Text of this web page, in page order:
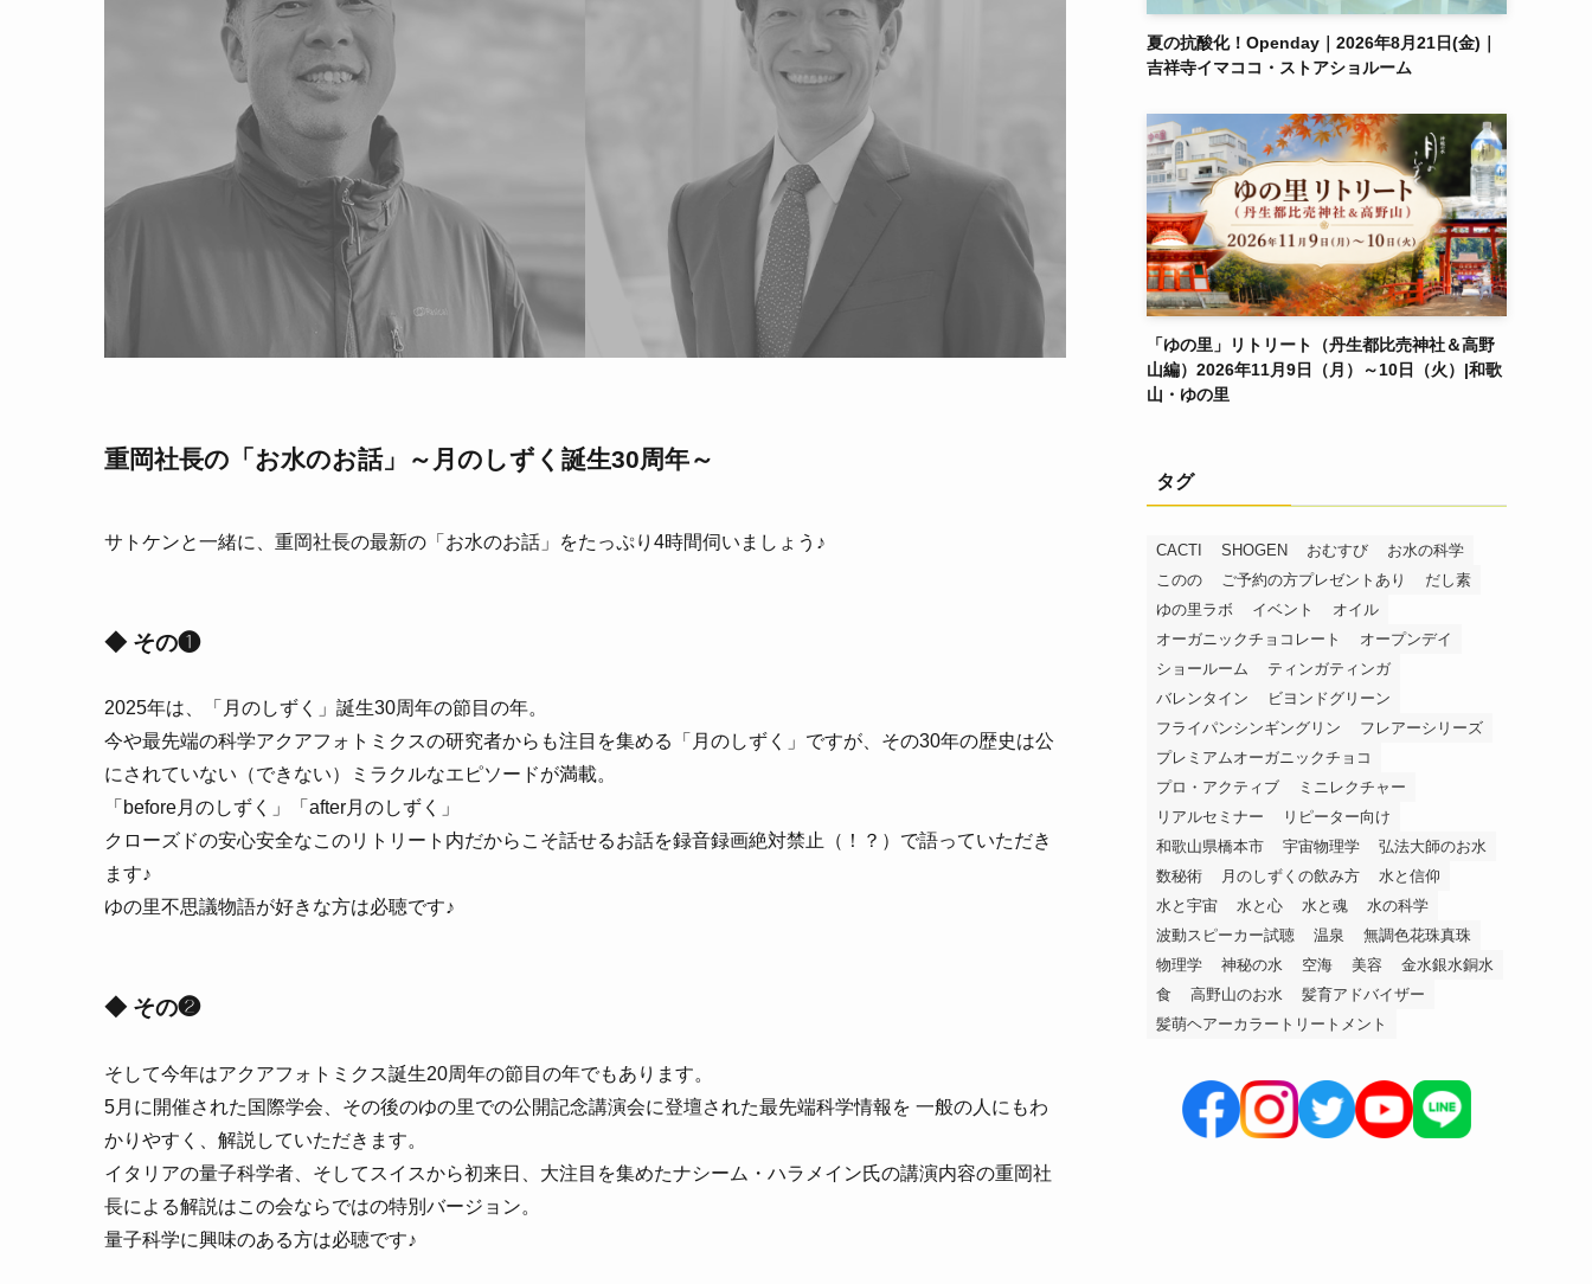
重岡社長の「お水のお話」～月のしずく誕生30周年～
サトケンと一緒に、重岡社長の最新の「お水のお話」をたっぷり4時間伺いましょう♪
◆ その❶
2025年は、「月のしずく」誕生30周年の節目の年。
今や最先端の科学アクアフォトミクスの研究者からも注目を集める「月のしずく」ですが、その30年の歴史は公
にされていない（できない）ミラクルなエピソードが満載。
「before月のしずく」「after月のしずく」
クローズドの安心安全なこのリトリート内だからこそ話せるお話を録音録画絶対禁止（！？）で語っていただき
ます♪
ゆの里不思議物語が好きな方は必聴です♪
◆ その❷
そして今年はアクアフォトミクス誕生20周年の節目の年でもあります。
5月に開催された国際学会、その後のゆの里での公開記念講演会に登壇された最先端科学情報を 一般の人にもわ
かりやすく、解説していただきます。
イタリアの量子科学者、そしてスイスから初来日、大注目を集めたナシーム・ハラメイン氏の講演内容の重岡社
長による解説はこの会ならではの特別バージョン。
量子科学に興味のある方は必聴です♪
夏の抗酸化！Openday｜2026年8月21日(金)｜
吉祥寺イマココ・ストアショルーム
「ゆの里」リトリート（丹生都比売神社＆高野
山編）2026年11月9日（月）～10日（火）|和歌
山・ゆの里
タグ
CACTI SHOGEN おむすび
お水の科学
このの
ご予約の方プレゼントあり
だし素
ゆの里ラボ
イベント
オイル
オーガニックチョコレート
オープンデイ
ショールーム
ティンガティンガ
バレンタイン
ビヨンドグリーン
フライパンシンギングリン
フレアーシリーズ
プレミアムオーガニックチョコ
プロ・アクティブ
ミニレクチャー
リアルセミナー
リピーター向け
和歌山県橋本市
宇宙物理学
弘法大師のお水
数秘術
月のしずくの飲み方
水と信仰
水と宇宙
水と心 水と魂
水の科学
波動スピーカー試聴
温泉
無調色花珠真珠
物理学
神秘の水 空海 美容
金水銀水銅水
食
高野山のお水
髪育アドバイザー
髪萌ヘアーカラートリートメント